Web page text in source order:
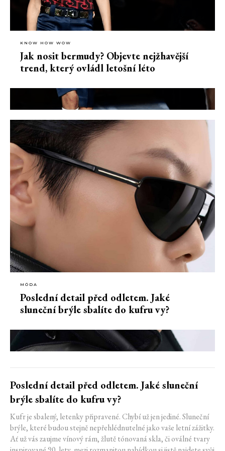
KNOW HOW WOW
Jak nosit bermudy? Objevte nejžhavější
trend, který ovládl letošní léto
MÓDA
Poslední detail před odletem. Jaké
sluneční brýle sbalíte do kufru vy?
Poslední detail před odletem. Jaké sluneční
brýle sbalíte do kufru vy?
Kufr je sbalený, letenky připravené. Chybí už jen jediné. Sluneční
brýle, které budou stejně nepřehlédnutelné jako vaše letní zážitky.
Ať už vás zaujme vínový rám, žlutě tónovaná skla, či oválné tvary